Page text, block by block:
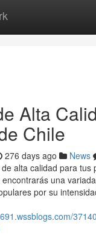
Alta
Chile
276 days ago News
alta calidad para tus
una
por su